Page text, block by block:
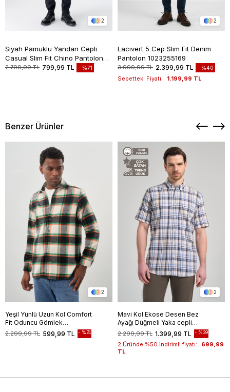
2
Siyah Pamuklu Yandan Cepli
Casual Slim Fit Chino Pantolon
1003235117
2.799,99 TL 799,99 TL %71
2
Lacivert 5 Cep Slim Fit Denim
Pantolon 1023255169
3.999,99 TL 2.399,99 TL %40
Sepetteki Fiyatı: 1.199,99 TL
Benzer Ürünler
2
Yeşil Yünlü Uzun Kol Comfort
Fit Oduncu Gömlek
1004245227 599,99 TL
2.299,99 TL %74
2
Mavi Kol Ekose Desen Bez
Ayağı Düğmeli Yaka cepli
%100 Pamuk Classic Comfort
Fit Gömlek 1004250164
1.399,99 TL
2.299,99 TL %39
2.Üründe %50 indirimli fiyatı:
699,99
TL